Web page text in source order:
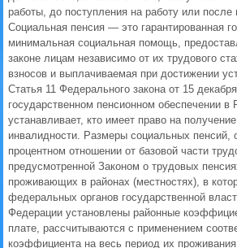
работы, до поступления на работу или
Социальная пенсия — это гарантированная
минимальная социальная помощь,
законе лицам независимо от их трудового
взносов и выплачиваемая при достижении
Статья 11 Федерального закона от 15
государственном пенсионном обеспечении в
устанавливает, кто имеет право на
инвалидности. Размеры социальных пенсий,
процентном отношении от базовой части
предусмотренной Законом о трудовых
проживающих в районах (местностях), в
федеральных органов государственной
Федерации установлены районные
плате, рассчитываются с применением
коэффициента на весь период их